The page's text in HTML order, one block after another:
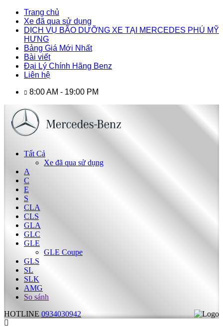
Trang chủ
Xe đã qua sử dụng
DỊCH VỤ BÃO DƯỠNG XE TẠI MERCEDES PHÚ MỸ
HƯNG
Bảng Giá Mới Nhất
Bài viết
Đại Lý Chính Hãng Benz
Liên hệ
8:00 AM - 19:00 PM
Tất Cả
Xe đã qua sử dụng
A
C
E
S
CLA
CLS
GLA
GLC
GLE
GLE Coupe
GLS
SL
SLK
AMG
So sánh
HOTLINE 0934030942